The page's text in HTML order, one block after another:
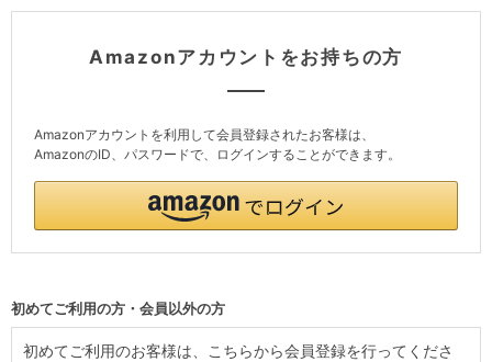
Amazonアカウントをお持ちの方
Amazonアカウントを利用して会員登録されたお客様は、
AmazonのID、パスワードで、ログインすることができます。
初めてご利用の方・会員以外の方
初めてご利用のお客様は、こちらから会員登録を行ってくださ